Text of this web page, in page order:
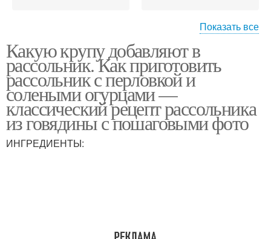
Рассольник с пшеном
Показать все
Какую крупу добавляют в
рассольник. Как приготовить
рассольник с перловкой и
солеными огурцами —
классический рецепт рассольника
из говядины с пошаговыми фото
ИНГРЕДИЕНТЫ: